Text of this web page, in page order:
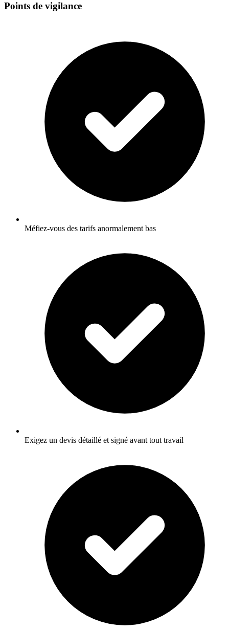
Points de vigilance
Méfiez-vous des tarifs anormalement bas
Exigez un devis détaillé et signé avant tout travail